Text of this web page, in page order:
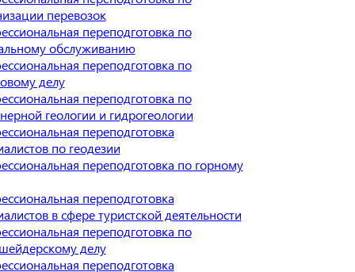
перевозок
переподготовка по
обслуживанию
переподготовка по
делу
переподготовка по
геологии и гидрогеологии
переподготовка
по геодезии
переподготовка по горному
переподготовка
в сфере туристской деятельности
переподготовка по
делу
переподготовка